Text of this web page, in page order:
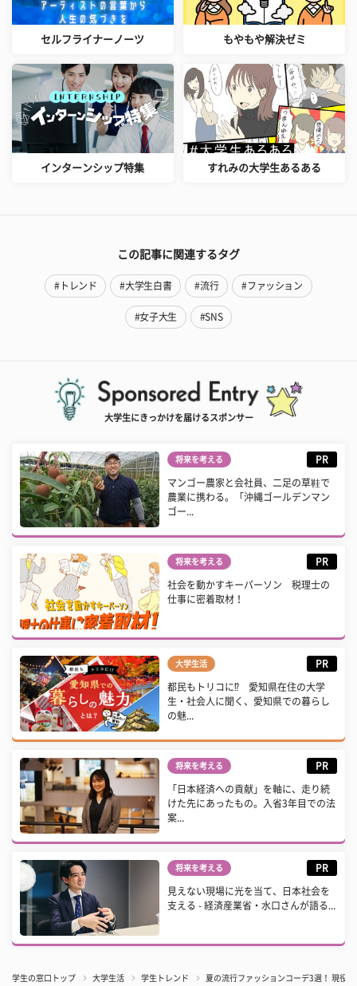
セルフライナーノーツ もやもや解決ゼミ
インターンシップ特集 すれみの大学生あるある
この記事に関連するタグ
#トレンド #大学生白書 #流行 #ファッション
#女子大生 #SNS
大学生にきっかけを届けるスポンサー
将来を考える PR
マンゴー農家と会社員、二足の草鞋で
農業に携わる。「沖縄ゴールデンマン
ゴー...
将来を考える PR
社会を動かすキーパーソン 税理士の
仕事に密着取材！
大学生活 PR
都民もトリコに⁉ 愛知県在住の大学
生・社会人に聞く、愛知県での暮らし
の魅...
将来を考える PR
「日本経済への貢献」を軸に、走り続
けた先にあったもの。入省3年目での法
案...
将来を考える PR
見えない現場に光を当て、日本社会を
支える - 経済産業省・水口さんが語る...
学生の窓口トップ 大学生活 学生トレンド 夏の流行ファッションコーデ3選！ 現役